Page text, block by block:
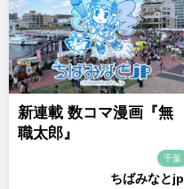
新連載 数コマ漫画『無
職太郎』
千葉
ちばみなとjp